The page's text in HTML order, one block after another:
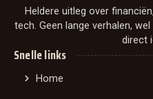
Heldere uitleg over
tech. Geen lange verhalen,
direct
Snelle links
Home